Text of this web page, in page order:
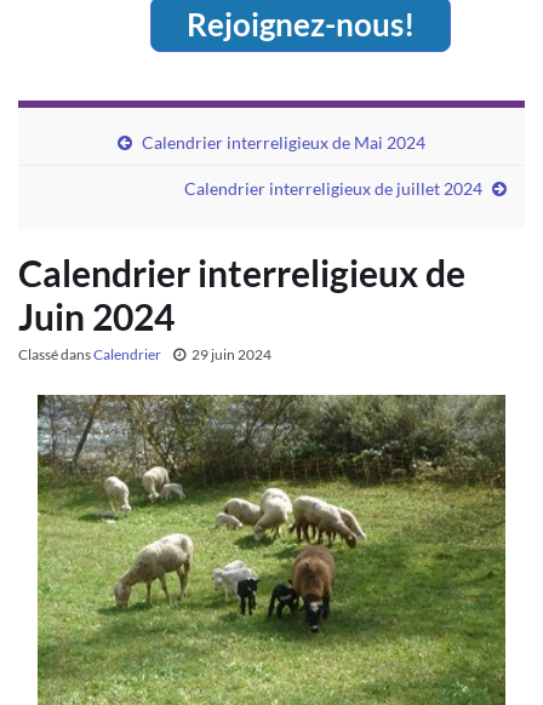
Rejoignez-nous!
Calendrier interreligieux de Mai 2024
Calendrier interreligieux de juillet 2024
Calendrier interreligieux de
Juin 2024
Classé dansCalendrier 29 juin 2024